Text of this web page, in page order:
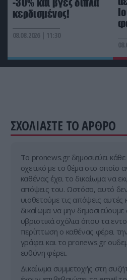
κερδισμένος!
08.08.2026 | 11:30
ΣΧΟΛΙΑΣΤΕ ΤΟ ΑΡΘΡΟ
Tο pronews.gr δημοσιεύει κάθε
σχετικό με το θέμα στο οποίο
καθένας έχει το δικαίωμα να
απόψεις του. Ωστόσο, αυτό δεν
υιοθετούμε τις απόψεις αυτές
δικαίωμα να μην
υβριστικά σχόλια όπου τα
περίπτωση ο καθένας φέρει
γράφει και το pronews.gr
ευθύνη φέρει.
Δικαίωμα συμμετοχής στη